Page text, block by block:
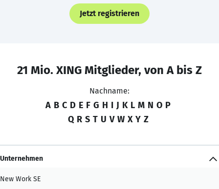
Jetzt registrieren
21 Mio. XING Mitglieder, von A bis Z
Nachname:
A B C D E F G H I J K L M N O P
Q R S T U V W X Y Z
Unternehmen
New Work SE